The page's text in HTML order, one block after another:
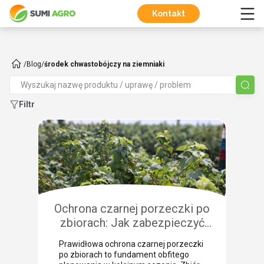
Kontakt
/Blog/środek chwastobójczy na ziemniaki
Filtr
Ochrona czarnej porzeczki po
zbiorach: Jak zabezpieczyć
plantację przed chorobami i
szkodnikami?
Prawidłowa ochrona czarnej porzeczki
po zbiorach to fundament obfitego